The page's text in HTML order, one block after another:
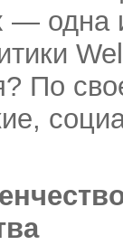
— одна
По